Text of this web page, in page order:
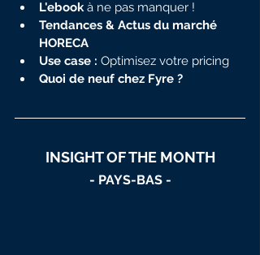
L'ebook à ne pas manquer !
Tendances & Actus du marché
HORECA
Use case : Optimisez votre pricing
Quoi de neuf chez Fyre ?
INSIGHT OF THE MONTH
- PAYS-BAS -